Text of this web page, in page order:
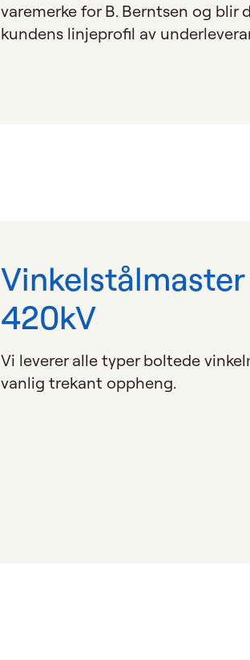
varemerke for B. Berntsen og blir
kundens linjeprofil av
420kV
Vi leverer alle typer boltede
vanlig trekant oppheng.